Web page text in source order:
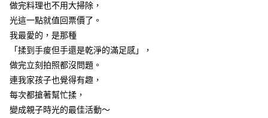
權轉讓予恩沛科技股份有限公司。
２．關於個人資料處理事宜，請瀏覽以下網址：
３．未成年的使用者請事先徵得法定代理人或監護人之同意方可使用
「AFTEE先享後付」，若未經同意申辦者引起之損失，本公司不負相關責
任。
４．使用「AFTEE先享後付」時，將依據個別帳號之用戶狀況，依本公司即
時審查核予不同之上限額度；若仍有額度不足之情形，本公司將視審查結果
請求用戶進行身份認證。
恩沛科技股份有限公司將有權停止該用戶之使用額度並採取法律行動。
做完料理也不用大掃除，
光這一點就值回票價了。
我最愛的，是那種
「揉到手痠但手還是乾淨的滿足感」，
做完立刻拍照都沒問題。
連我家孩子也覺得有趣，
每次都搶著幫忙揉，
變成親子時光的最佳活動～